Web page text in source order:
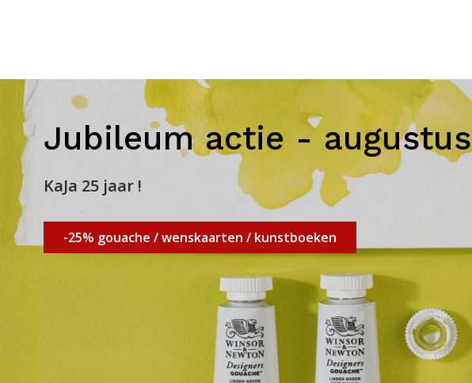
Jubileum actie - augustus
KaJa 25 jaar !
-25% gouache / wenskaarten / kunstboeken